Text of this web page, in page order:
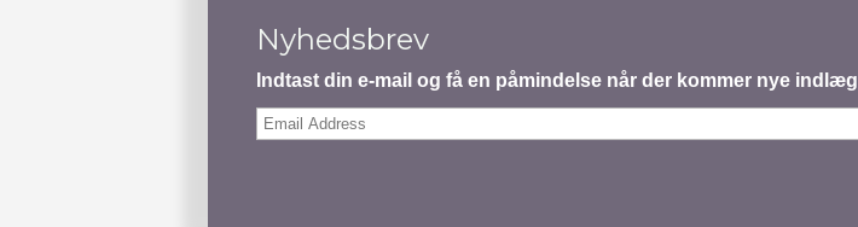
Nyhedsbrev
Indtast din e-mail og få en påmindelse når der kommer nye indlæg
Email